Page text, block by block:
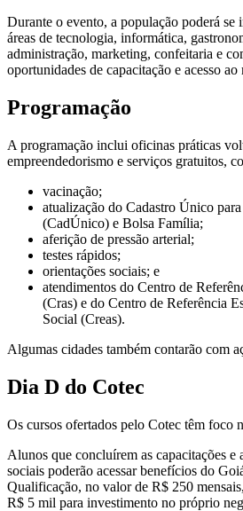
Durante o evento, a população poderá se
áreas de tecnologia, informática,
administração, marketing, confeitaria e
oportunidades de capacitação e acesso
Programação
A programação inclui oficinas práticas
empreendedorismo e serviços gratuitos,
vacinação;
atualização do Cadastro Único
(CadÚnico) e Bolsa Família;
aferição de pressão arterial;
testes rápidos;
orientações sociais; e
atendimentos do Centro de
(Cras) e do Centro de Referência
Social (Creas).
Algumas cidades também contarão com
Dia D do Cotec
Os cursos ofertados pelo Cotec têm foco
Alunos que concluírem as capacitações e
sociais poderão acessar benefícios do
Qualificação, no valor de R$ 250
R$ 5 mil para investimento no próprio